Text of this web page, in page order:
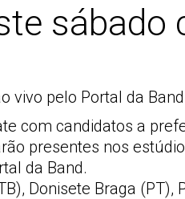
pelo Portal da
com candidatos a
presentes nos
da Band.
Donisete Braga (PT),